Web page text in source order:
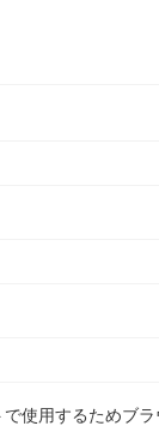
使用するためブ